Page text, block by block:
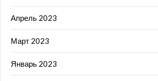
Апрель 2023
Март 2023
Январь 2023